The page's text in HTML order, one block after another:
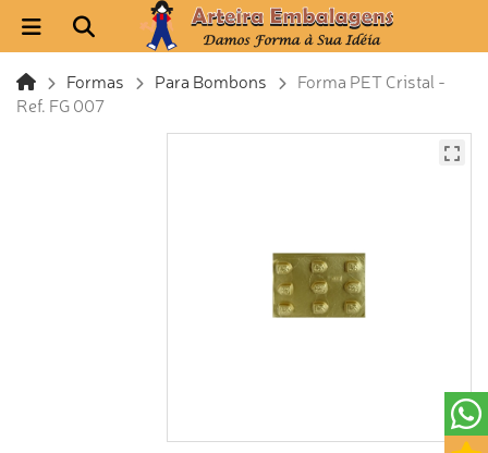
Formas Para Bombons
Forma PET Cristal -
Ref. FG 007